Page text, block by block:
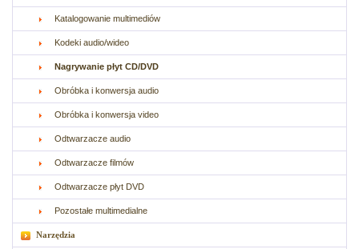
Katalogowanie multimediów
Kodeki audio/wideo
Nagrywanie płyt CD/DVD
Obróbka i konwersja audio
Obróbka i konwersja video
Odtwarzacze audio
Odtwarzacze filmów
Odtwarzacze płyt DVD
Pozostałe multimedialne
Narzędzia